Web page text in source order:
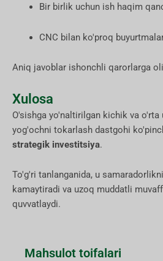
Bir birlik uchun ish haqim
CNC bilan ko'proq
Aniq javoblar ishonchli qarorlarga
Xulosa
O'sishga yo'naltirilgan kichik va o'rta
yog'ochni tokarlash dastgohi
strategik investitsiya.
To'g'ri tanlanganida, u
kamaytiradi va uzoq muddatli
quvvatlaydi.
Mahsulot toifalari